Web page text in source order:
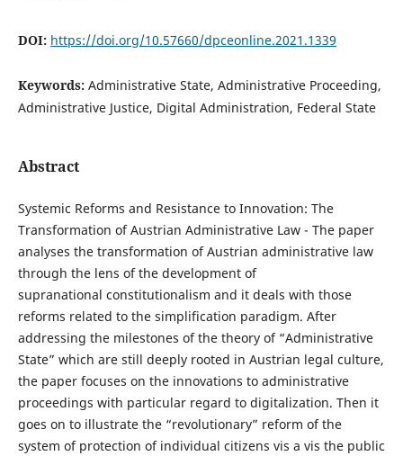
DOI: https://doi.org/10.57660/dpceonline.2021.1339
Keywords: Administrative State, Administrative Proceeding,
Administrative Justice, Digital Administration, Federal State
Abstract
Systemic Reforms and Resistance to Innovation: The
Transformation of Austrian Administrative Law - The paper
analyses the transformation of Austrian administrative law
through the lens of the development of
supranational constitutionalism and it deals with those
reforms related to the simplification paradigm. After
addressing the milestones of the theory of “Administrative
State” which are still deeply rooted in Austrian legal culture,
the paper focuses on the innovations to administrative
proceedings with particular regard to digitalization. Then it
goes on to illustrate the “revolutionary” reform of the
system of protection of individual citizens vis a vis the public